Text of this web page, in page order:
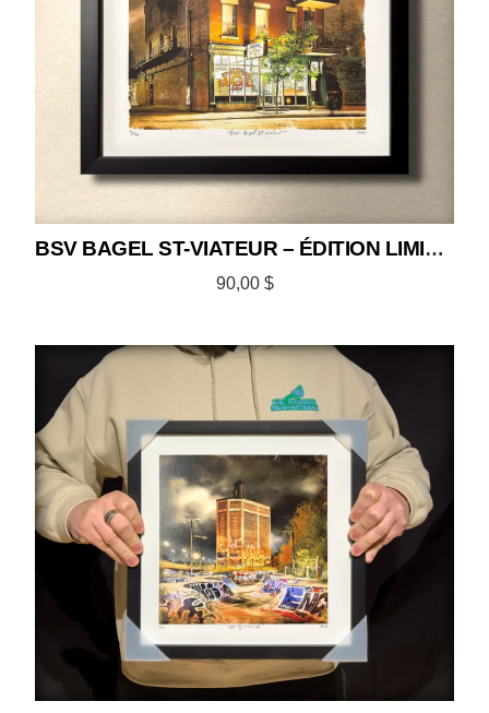
BSV BAGEL ST-VIATEUR – ÉDITION LIMITÉE 12×12
90,00 $